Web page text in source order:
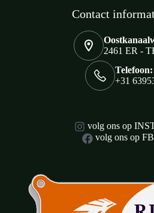
Contact
2461 ER -
Telefoon:
+31
volg ons op
volg ons op FB